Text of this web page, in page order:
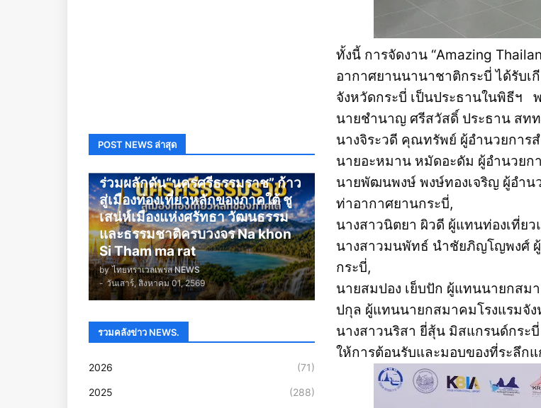
ทั้งนี้ การจัดงาน “Amazing
อากาศยานนานาชาติกระบี่ ได้รับ
จังหวัดกระบี่ เป็นประธานในพิธีฯ
นายชำนาญ ศรีสวัสดิ์ ประธาน สทท
นางจิระวดี คุณทรัพย์ ผู้อำนวยการ
นายอะหมาน หมัดอะดัม ผู้อำนวยก
นายพัฒนพงษ์ พงษ์ทองเจริญ ผู้อำน
ท่าอากาศยานกระบี่,
นางสาวนิตยา ผิวดี ผู้แทนท่องเที่ย
นางสาวมนพัทธ์ นำชัยภิญโญพงศ์
กระบี่,
นายสมปอง เย็บปัก ผู้แทนนายกสม
ปกุล ผู้แทนนายกสมาคมโรงแรมจัง
นางสาวนริสา ยี่สุ้น มิสแกรนด์กระ
ให้การต้อนรับและมอบของที่ระลึก
POST NEWS ล่าสุด
ร่วมผลักดัน“นครศรีธรรมราช” ก้าว
สู่เมืองท่องเที่ยวหลักของภาคใต้ ชู
เสน่ห์เมืองแห่งศรัทธา วัฒนธรรม
และธรรมชาติครบวงจร Na khon
Si Tham ma rat
by ไทยทราเวลเพรส NEWS
- วันเสาร์, สิงหาคม 01, 2569
รวมคลังข่าว NEWS.
2026 (71)
2025 (288)